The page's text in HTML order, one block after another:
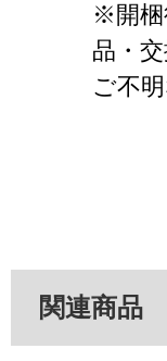
※開梱
品・
ご不
関連商品